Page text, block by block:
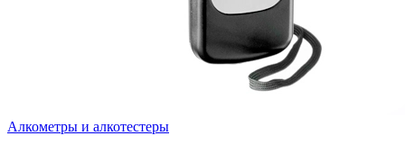
Алкометры и алкотестеры